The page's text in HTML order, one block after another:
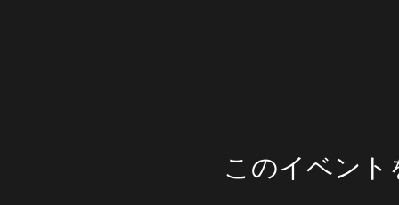
このイベン